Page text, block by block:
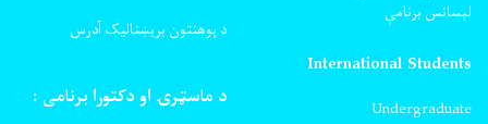
لېسانس برنامې
د پوهنتون بریښنالیک آدرس
International Students
Undergraduate
د ماسټرۍ او دکتورا برنامی :